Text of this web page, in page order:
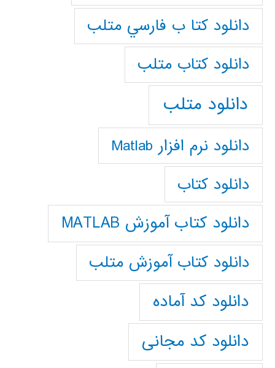
دانلود كتا ب فارسي متلب
دانلود كتاب متلب
دانلود متلب
دانلود نرم افزار Matlab
دانلود کتاب
دانلود کتاب آموزش MATLAB
دانلود کتاب آموزش متلب
دانلود کد آماده
دانلود کد مجانی